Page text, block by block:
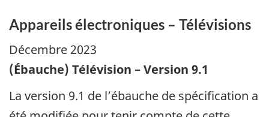
Appareils électroniques – Télévisions
Décembre 2023
(Ébauche) Télévision – Version 9.1
La version 9.1 de l’ébauche de spécification a